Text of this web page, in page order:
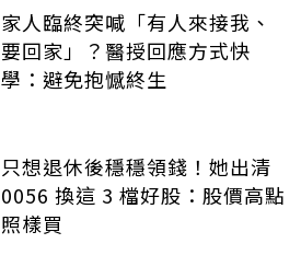
家人臨終突喊「有人來接我、
要回家」？醫授回應方式快
學：避免抱憾終生
只想退休後穩穩領錢！她出清
0056 換這 3 檔好股：股價高點
照樣買